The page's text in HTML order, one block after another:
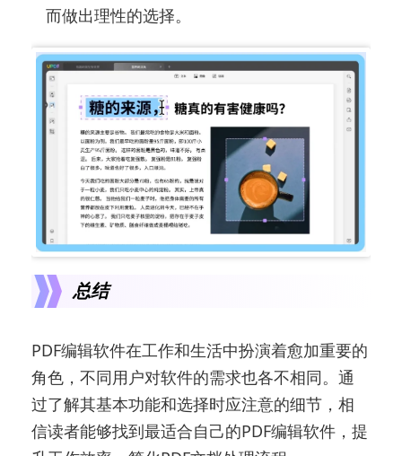
而做出理性的选择。
总结
PDF编辑软件在工作和生活中扮演着愈加重要的
角色，不同用户对软件的需求也各不相同。通
过了解其基本功能和选择时应注意的细节，相
信读者能够找到最适合自己的PDF编辑软件，提